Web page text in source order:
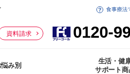
資料請求 0120-
食事療法
悩み別
生活・健
サポート商